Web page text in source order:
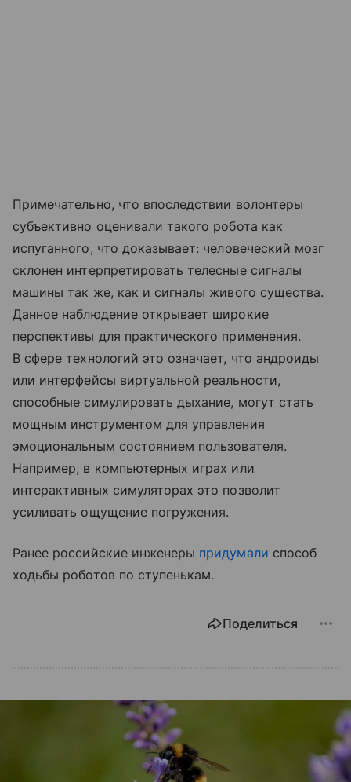
Примечательно, что впоследствии волонтеры
субъективно оценивали такого робота как
испуганного, что доказывает: человеческий мозг
склонен интерпретировать телесные сигналы
машины так же, как и сигналы живого существа.
Данное наблюдение открывает широкие
перспективы для практического применения.
В сфере технологий это означает, что андроиды
или интерфейсы виртуальной реальности,
способные симулировать дыхание, могут стать
мощным инструментом для управления
эмоциональным состоянием пользователя.
Например, в компьютерных играх или
интерактивных симуляторах это позволит
усиливать ощущение погружения.
Ранее российские инженеры придумали способ
ходьбы роботов по ступенькам.
Поделиться